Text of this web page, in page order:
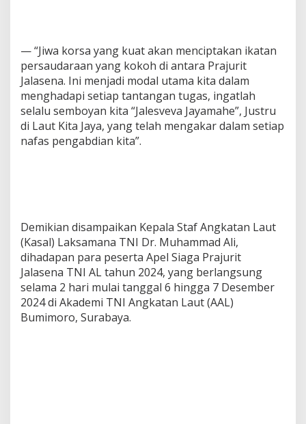
— “Jiwa korsa yang kuat akan menciptakan ikatan
persaudaraan yang kokoh di antara Prajurit
Jalasena. Ini menjadi modal utama kita dalam
menghadapi setiap tantangan tugas, ingatlah
selalu semboyan kita “Jalesveva Jayamahe”, Justru
di Laut Kita Jaya, yang telah mengakar dalam setiap
nafas pengabdian kita”.
Demikian disampaikan Kepala Staf Angkatan Laut
(Kasal) Laksamana TNI Dr. Muhammad Ali,
dihadapan para peserta Apel Siaga Prajurit
Jalasena TNI AL tahun 2024, yang berlangsung
selama 2 hari mulai tanggal 6 hingga 7 Desember
2024 di Akademi TNI Angkatan Laut (AAL)
Bumimoro, Surabaya.